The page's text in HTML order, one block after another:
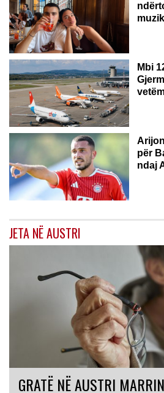
GJERMANI
Mbi
për
ndaj
JETA NË AUSTRI
GRATË NË AUSTRI